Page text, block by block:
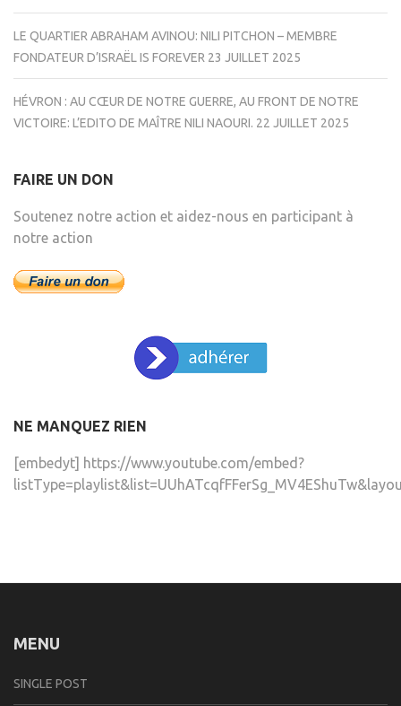
LE QUARTIER ABRAHAM AVINOU: NILI PITCHON – MEMBRE
FONDATEUR D’ISRAËL IS FOREVER 23 JUILLET 2025
HÉVRON : AU CŒUR DE NOTRE GUERRE, AU FRONT DE NOTRE
VICTOIRE: L’EDITO DE MAÎTRE NILI NAOURI. 22 JUILLET 2025
FAIRE UN DON
Soutenez notre action et aidez-nous en participant à
notre action
NE MANQUEZ RIEN
[embedyt] https://www.youtube.com/embed?
MENU
SINGLE POST